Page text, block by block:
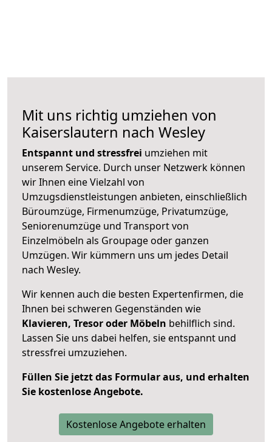
Mit uns richtig umziehen von
Kaiserslautern nach Wesley
Entspannt und stressfrei umziehen mit
unserem Service. Durch unser Netzwerk können
wir Ihnen eine Vielzahl von
Umzugsdienstleistungen anbieten, einschließlich
Büroumzüge, Firmenumzüge, Privatumzüge,
Seniorenumzüge und Transport von
Einzelmöbeln als Groupage oder ganzen
Umzügen. Wir kümmern uns um jedes Detail
nach Wesley.
Wir kennen auch die besten Expertenfirmen, die
Ihnen bei schweren Gegenständen wie
Klavieren, Tresor oder Möbeln behilflich sind.
Lassen Sie uns dabei helfen, sie entspannt und
stressfrei umzuziehen.
Füllen Sie jetzt das Formular aus, und erhalten
Sie kostenlose Angebote.
Kostenlose Angebote erhalten